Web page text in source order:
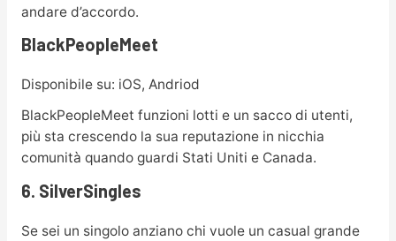
andare d’accordo.
BlackPeopleMeet
Disponibile su: iOS, Andriod
BlackPeopleMeet funzioni lotti e un sacco di utenti,
più sta crescendo la sua reputazione in nicchia
comunità quando guardi Stati Uniti e Canada.
6. SilverSingles
Se sei un singolo anziano chi vuole un casual grande